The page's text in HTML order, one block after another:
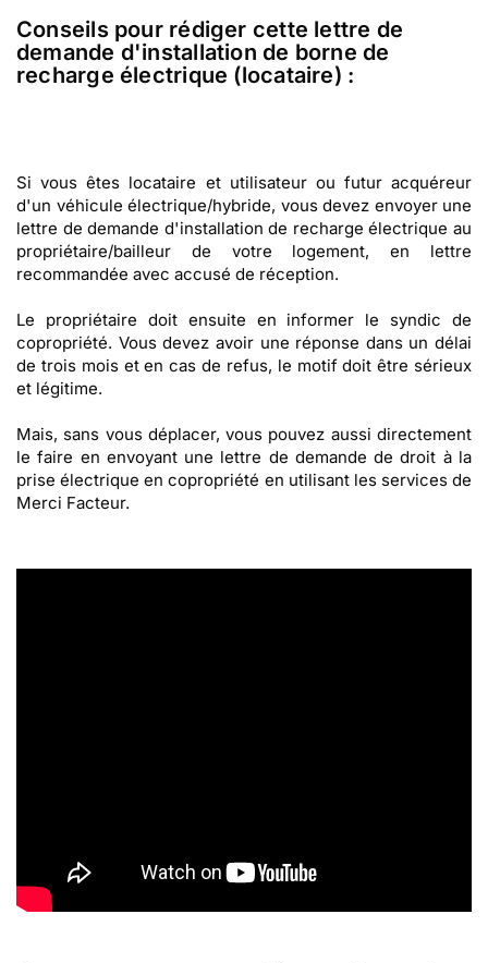
Conseils pour rédiger cette lettre de
demande d'installation de borne de
recharge électrique (locataire) :
Si vous êtes locataire et utilisateur ou futur acquéreur
d'un véhicule électrique/hybride, vous devez envoyer une
lettre de demande d'installation de recharge électrique au
propriétaire/bailleur de votre logement, en lettre
recommandée avec accusé de réception.
Le propriétaire doit ensuite en informer le syndic de
copropriété. Vous devez avoir une réponse dans un délai
de trois mois et en cas de refus, le motif doit être sérieux
et légitime.
Mais, sans vous déplacer, vous pouvez aussi directement
le faire en envoyant une lettre de demande de droit à la
prise électrique en copropriété en utilisant les services de
Merci Facteur.